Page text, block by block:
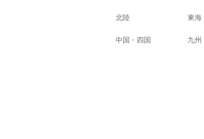
北陸 東海
中国・四国 九州